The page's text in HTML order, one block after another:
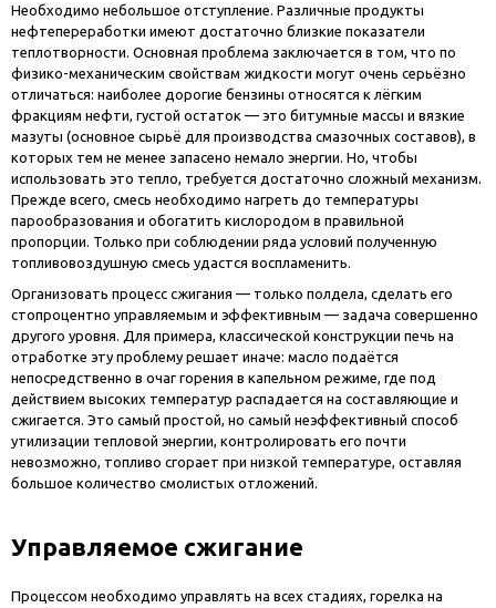
Необходимо небольшое отступление. Различные продукты
нефтепереработки имеют достаточно близкие показатели
теплотворности. Основная проблема заключается в том, что по
физико-механическим свойствам жидкости могут очень серьёзно
отличаться: наиболее дорогие бензины относятся к лёгким
фракциям нефти, густой остаток — это битумные массы и вязкие
мазуты (основное сырьё для производства смазочных составов), в
которых тем не менее запасено немало энергии. Но, чтобы
использовать это тепло, требуется достаточно сложный механизм.
Прежде всего, смесь необходимо нагреть до температуры
парообразования и обогатить кислородом в правильной
пропорции. Только при соблюдении ряда условий полученную
топливовоздушную смесь удастся воспламенить.
Организовать процесс сжигания — только полдела, сделать его
стопроцентно управляемым и эффективным — задача совершенно
другого уровня. Для примера, классической конструкции печь на
отработке эту проблему решает иначе: масло подаётся
непосредственно в очаг горения в капельном режиме, где под
действием высоких температур распадается на составляющие и
сжигается. Это самый простой, но самый неэффективный способ
утилизации тепловой энергии, контролировать его почти
невозможно, топливо сгорает при низкой температуре, оставляя
большое количество смолистых отложений.
Управляемое сжигание
Процессом необходимо управлять на всех стадиях, горелка на